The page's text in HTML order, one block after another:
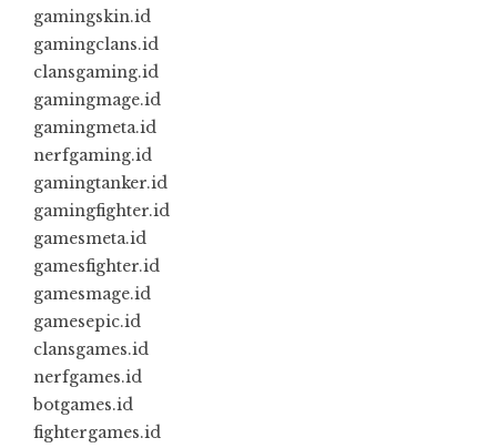
gamingskin.id
gamingclans.id
clansgaming.id
gamingmage.id
gamingmeta.id
nerfgaming.id
gamingtanker.id
gamingfighter.id
gamesmeta.id
gamesfighter.id
gamesmage.id
gamesepic.id
clansgames.id
nerfgames.id
botgames.id
fightergames.id